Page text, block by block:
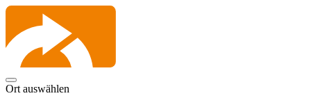
Ort auswählen